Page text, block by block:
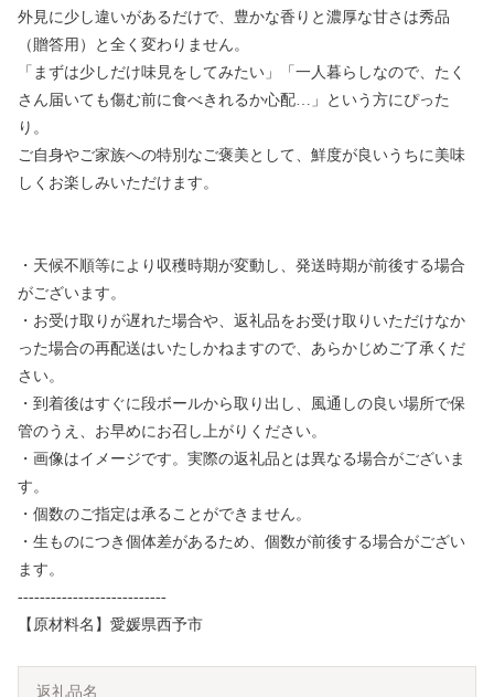
外見に少し違いがあるだけで、豊かな香りと濃厚な甘さは秀品
（贈答用）と全く変わりません。
「まずは少しだけ味見をしてみたい」「一人暮らしなので、たく
さん届いても傷む前に食べきれるか心配…」という方にぴった
り。
ご自身やご家族への特別なご褒美として、鮮度が良いうちに美味
しくお楽しみいただけます。
・天候不順等により収穫時期が変動し、発送時期が前後する場合
がございます。
・お受け取りが遅れた場合や、返礼品をお受け取りいただけなか
った場合の再配送はいたしかねますので、あらかじめご了承くだ
さい。
・到着後はすぐに段ボールから取り出し、風通しの良い場所で保
管のうえ、お早めにお召し上がりください。
・画像はイメージです。実際の返礼品とは異なる場合がございま
す。
・個数のご指定は承ることができません。
・生ものにつき個体差があるため、個数が前後する場合がござい
ます。
---------------------------
【原材料名】愛媛県西予市
返礼品名